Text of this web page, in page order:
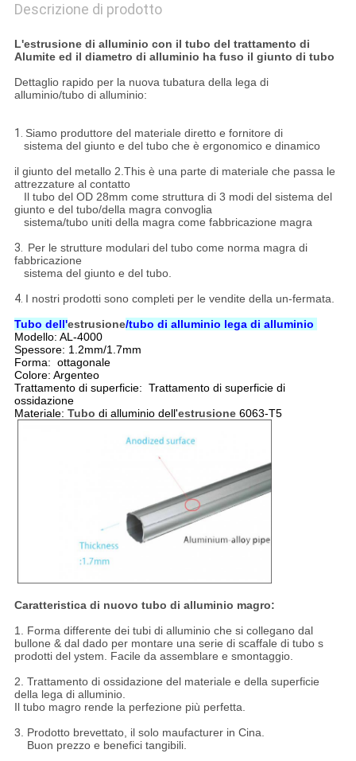
Descrizione di prodotto
L'estrusione di alluminio con il tubo del trattamento di
Alumite ed il diametro di alluminio ha fuso il giunto di tubo
Dettaglio rapido per la nuova tubatura della lega di
alluminio/tubo di alluminio:
1. Siamo produttore del materiale diretto e fornitore di
sistema del giunto e del tubo che è ergonomico e dinamico
il giunto del metallo 2.This è una parte di materiale che passa le
attrezzature al contatto
Il tubo del OD 28mm come struttura di 3 modi del sistema del
giunto e del tubo/della magra convoglia
sistema/tubo uniti della magra come fabbricazione magra
3. Per le strutture modulari del tubo come norma magra di
fabbricazione
sistema del giunto e del tubo.
4. I nostri prodotti sono completi per le vendite della un-fermata.
Tubo dell'estrusione/tubo di alluminio lega di alluminio
Modello: AL-4000
Spessore: 1.2mm/1.7mm
Forma: ottagonale
Colore: Argenteo
Trattamento di superficie: Trattamento di superficie di
ossidazione
Materiale: Tubo di alluminio dell'estrusione 6063-T5
Caratteristica di nuovo tubo di alluminio magro:
1. Forma differente dei tubi di alluminio che si collegano dal
bullone & dal dado per montare una serie di scaffale di tubo s
prodotti del ystem. Facile da assemblare e smontaggio.
2. Trattamento di ossidazione del materiale e della superficie
della lega di alluminio.
Il tubo magro rende la perfezione più perfetta.
3. Prodotto brevettato, il solo maufacturer in Cina.
Buon prezzo e benefici tangibili.